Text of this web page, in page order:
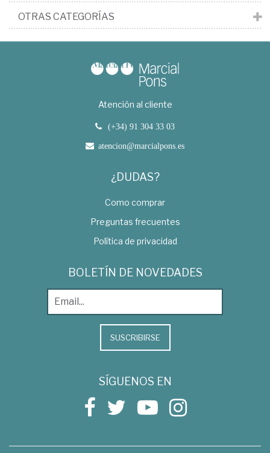
OTRAS CATEGORÍAS
Atención al cliente
(+34) 91 304 33 03
atencion@marcialpons.es
¿DUDAS?
Como comprar
Preguntas frecuentes
Política de privacidad
BOLETÍN DE NOVEDADES
SUSCRIBIRSE
SÍGUENOS EN